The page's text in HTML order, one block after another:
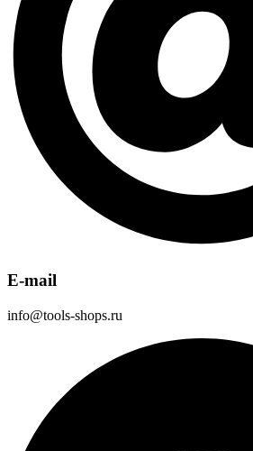
E-mail
info@tools-shops.ru